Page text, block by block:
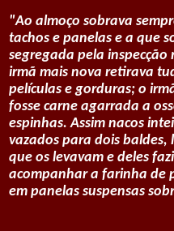
"Ao almoço sobrava
tachos e panelas e a que
segregada pela inspecção
irmã mais nova retirava
películas e gorduras; o
fosse carne agarrada a
espinhas. Assim nacos
vazados para dois
que os levavam e deles
acompanhar a farinha de
em panelas suspensas